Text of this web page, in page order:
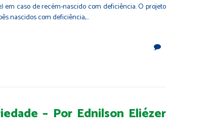
em caso de recém-nascido com deficiência. O projeto
nascidos com deficiência,…
– Por Ednilson Eliézer